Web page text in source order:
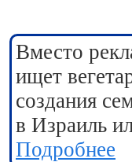
Вместо
ищет
создания
в Израиль
Подробнее